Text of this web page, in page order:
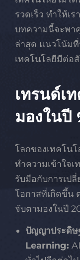
รวดเร็ว ทำให้เ
บทความนี้จะพา
ล่าสุด แนวโน้ม
เทคโนโลยีมีต่อ
เทรนด์เ
มองในปี
โลกของเทคโน
ทำความเข้าใจเ
รับมือกับการเป
โอกาสที่เกิดขึ้น
จับตามองในปี
ปัญญาประดิษ
Learning: